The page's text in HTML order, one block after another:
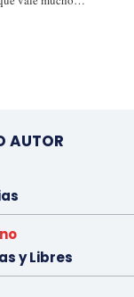
AUTOR
y Libres